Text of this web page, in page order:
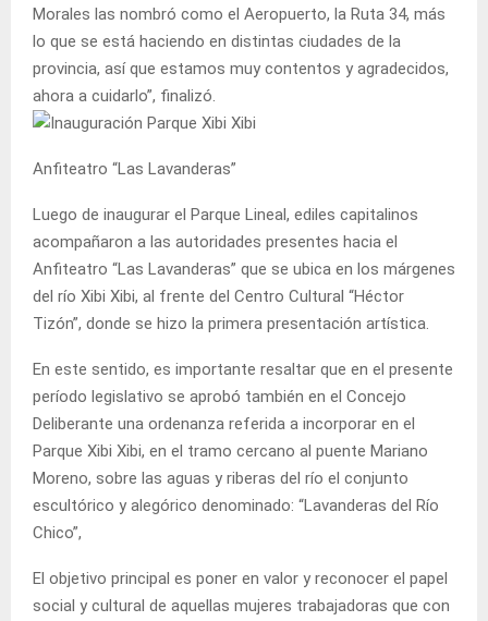
Morales las nombró como el Aeropuerto, la Ruta 34, más
lo que se está haciendo en distintas ciudades de la
provincia, así que estamos muy contentos y agradecidos,
ahora a cuidarlo”, finalizó.
Anfiteatro “Las Lavanderas”
Luego de inaugurar el Parque Lineal, ediles capitalinos
acompañaron a las autoridades presentes hacia el
Anfiteatro “Las Lavanderas” que se ubica en los márgenes
del río Xibi Xibi, al frente del Centro Cultural “Héctor
Tizón”, donde se hizo la primera presentación artística.
En este sentido, es importante resaltar que en el presente
período legislativo se aprobó también en el Concejo
Deliberante una ordenanza referida a incorporar en el
Parque Xibi Xibi, en el tramo cercano al puente Mariano
Moreno, sobre las aguas y riberas del río el conjunto
escultórico y alegórico denominado: “Lavanderas del Río
Chico”,
El objetivo principal es poner en valor y reconocer el papel
social y cultural de aquellas mujeres trabajadoras que con